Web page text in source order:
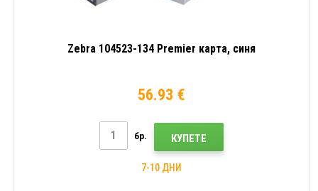
Zebra 104523-134 Premier карта, синя
56.93 €
бр. КУПЕТЕ
7-10 ДНИ